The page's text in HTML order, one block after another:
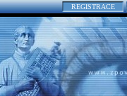
REGISTRACE